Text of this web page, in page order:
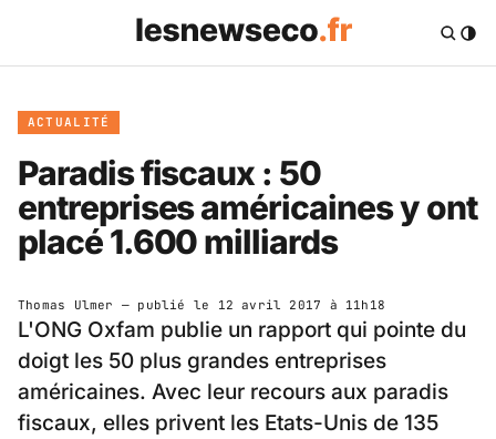
ACTUALITÉ
Paradis fiscaux : 50
entreprises américaines y ont
placé 1.600 milliards
Thomas Ulmer — publié le 12 avril 2017 à 11h18
L'ONG Oxfam publie un rapport qui pointe du
doigt les 50 plus grandes entreprises
américaines. Avec leur recours aux paradis
fiscaux, elles privent les Etats-Unis de 135